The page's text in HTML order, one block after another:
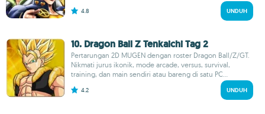
4.8 UNDUH
10. Dragon Ball Z Tenkaichi Tag 2
Pertarungan 2D MUGEN dengan roster Dragon Ball/Z/GT.
Nikmati jurus ikonik, mode arcade, versus, survival,
training, dan main sendiri atau bareng di satu PC...
4.2 UNDUH